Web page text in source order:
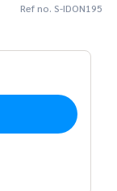
Ref no. S-IDON195